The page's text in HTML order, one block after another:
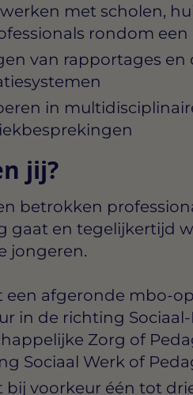
met scholen,
rondom een
van rapportages
in
jij?
betrokken
gaat en tegelijkertijd
jongeren.
een afgeronde mbo-
in de richting
Zorg of
Sociaal Werk of
bij voorkeur één tot